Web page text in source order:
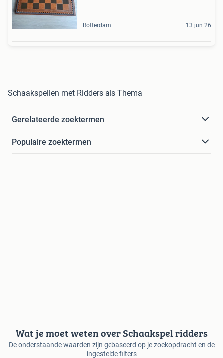
Rotterdam 13 jun 26
Schaakspellen met Ridders als Thema
Gerelateerde zoektermen
Populaire zoektermen
Wat je moet weten over Schaakspel ridders
De onderstaande waarden zijn gebaseerd op je zoekopdracht en de
ingestelde filters